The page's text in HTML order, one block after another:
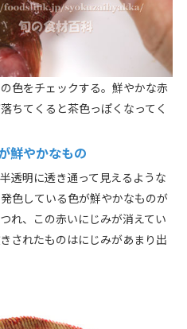
色をチェックする。鮮やかな赤
ちてくると茶色っぽくなってく
鮮やかなもの
透明に透き通って見えるような
色している色が鮮やかなものが
れ、この赤いにじみが消えてい
されたものはにじみがあまり出